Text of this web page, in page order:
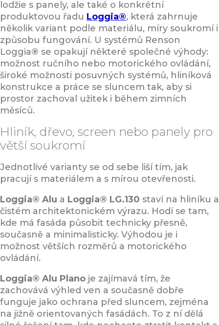
lodžie s panely, ale také o konkrétní
produktovou řadu Loggia®, která zahrnuje
několik variant podle materiálu, míry soukromí i
způsobu fungování. U systémů Renson
Loggia® se opakují některé společné výhody:
možnost ručního nebo motorického ovládání,
široké možnosti posuvných systémů, hliníková
konstrukce a práce se sluncem tak, aby si
prostor zachoval užitek i během zimních
měsíců.
Hliník, dřevo, screen nebo panely pro
větší soukromí
Jednotlivé varianty se od sebe liší tím, jak
pracují s materiálem a s mírou otevřenosti.
Loggia® Alu a Loggia® LG.130 staví na hliníku a
čistém architektonickém výrazu. Hodí se tam,
kde má fasáda působit technicky přesně,
současně a minimalisticky. Výhodou je i
možnost větších rozměrů a motorického
ovládání.
Loggia® Alu Plano je zajímavá tím, že
zachovává výhled ven a současně dobře
funguje jako ochrana před sluncem, zejména
na jižně orientovaných fasádách. To z ní dělá